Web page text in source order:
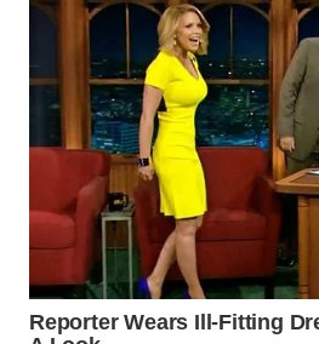
TANJUNG
WN
KARO
WN
SIMALUNGUN
WN
LABUHANBATU